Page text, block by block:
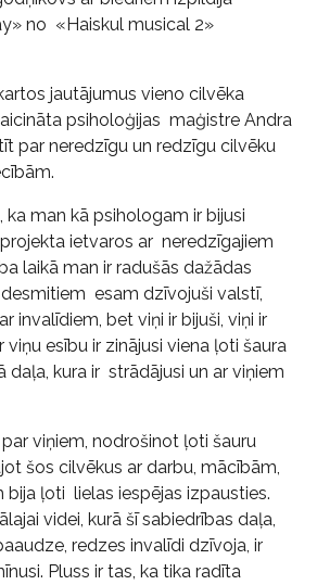
no «Haiskul musical 2»
jautājumus vieno cilvēka
psiholoģijas maģistre Andra
par neredzīgu un redzīgu cilvēku
ka man kā psihologam ir bijusi
ietvaros ar neredzīgajiem
laikā man ir radušās dažādas
esam dzīvojuši valstī,
invalīdiem, bet viņi ir bijuši, viņi ir
viņu esību ir zinājusi viena ļoti šaura
daļa, kura ir strādājusi un ar viņiem
viņiem, nodrošinot ļoti šauru
šos cilvēkus ar darbu, mācībām,
bija ļoti lielas iespējas izpausties.
videi, kurā šī sabiedrības daļa,
redzes invalīdi dzīvoja, ir
Pluss ir tas, ka tika radīta